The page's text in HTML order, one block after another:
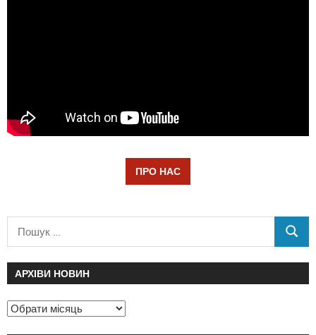
ПРО НАС
АРХІВИ НОВИН